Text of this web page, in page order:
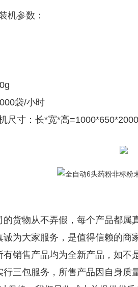
机参数：
袋/小时
尺寸：长*宽*高=1000*650*2000
货物从不弄假，每个产品都属
诚为大家服务，是值得信赖的商
销售产品均为全新产品，如不
行三包服务，所售产品因自身质